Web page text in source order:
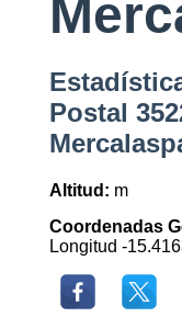
Postal
Altitud: m
Coordenadas
Longitud -